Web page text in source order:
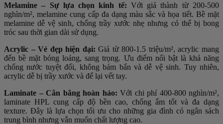
Melamine – Sự lựa chọn kinh tế: Với giá thành từ 200-500
nghìn/m², melamine cung cấp đa dạng màu sắc và họa tiết. Bề mặt
melamine dễ vệ sinh, chống trầy xước nhẹ nhưng có thể bị bong
tróc sau thời gian dài sử dụng.
Acrylic – Vẻ đẹp hiện đại: Giá từ 800-1.5 triệu/m², acrylic mang
đến bề mặt bóng loáng, sang trọng. Ưu điểm nổi bật là khả năng
chống nước tuyệt đối, không bám bẩn và dễ vệ sinh. Tuy nhiên,
acrylic dễ bị trầy xước và để lại vết tay.
Laminate – Cân bằng hoàn hảo: Với chi phí 400-800 nghìn/m²,
laminate HPL cung cấp độ bền cao, chống ẩm tốt và đa dạng
texture. Đây là lựa chọn tối ưu cho những gia đình có ngân sách
trung bình nhưng vẫn muốn chất lượng cao.